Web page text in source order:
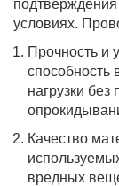
подтверждения
условиях.
Прочность и
способность
нагрузки
Качество
вредных